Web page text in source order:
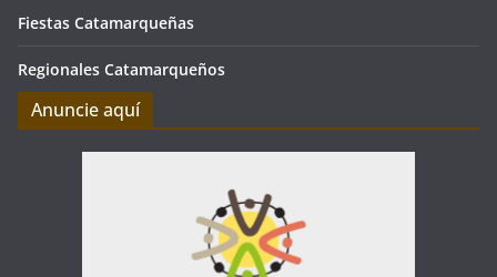
Fiestas Catamarqueñas
Regionales Catamarqueños
Anuncie aquí